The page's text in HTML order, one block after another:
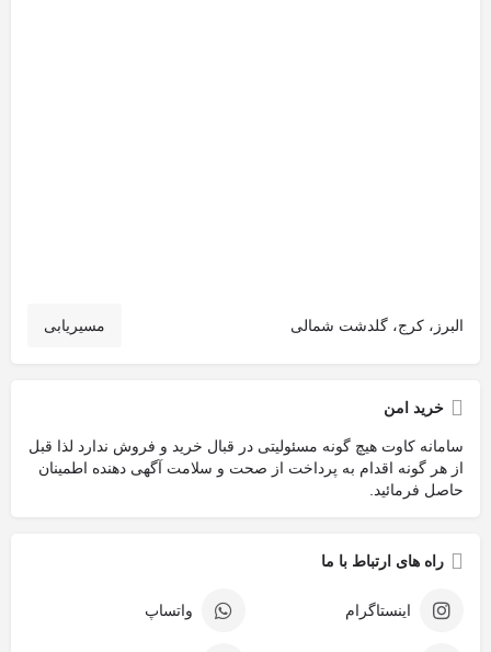
البرز، کرج، گلدشت شمالی مسیریابی
خرید امن
سامانه کاوت هیچ گونه مسئولیتی در قبال خرید و فروش ندارد لذا قبل
از هر گونه اقدام به پرداخت از صحت و سلامت آگهی دهنده اطمینان
حاصل فرمائید.
راه های ارتباط با ما
اینستاگرام واتساپ